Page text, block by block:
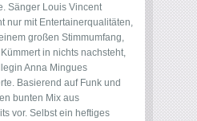
Sänger Louis Vincent
nur mit Entertainerqualitäten,
großen Stimmumfang,
in nichts nachsteht,
Anna Mingues
Basierend auf Funk und
bunten Mix aus
vor. Selbst ein heftiges